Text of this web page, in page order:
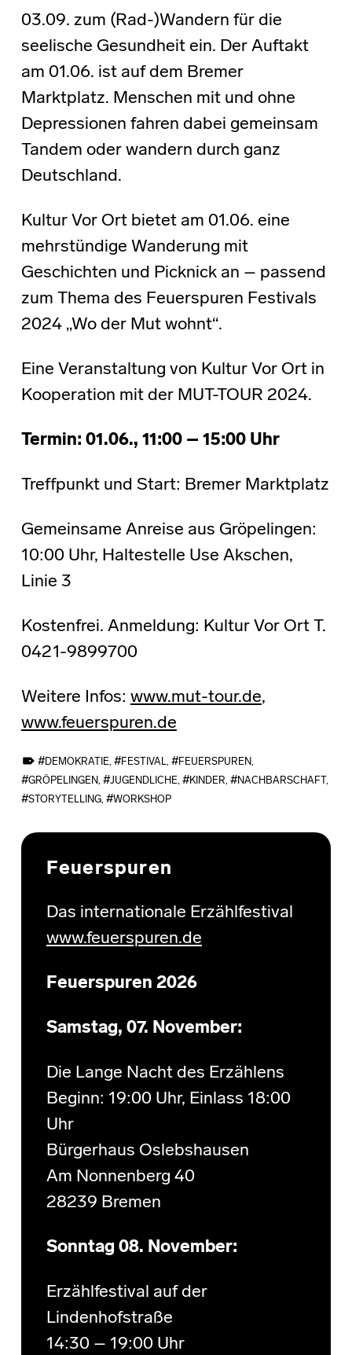
03.09. zum (Rad-)Wandern für die
seelische Gesundheit ein. Der Auftakt
am 01.06. ist auf dem Bremer
Marktplatz. Menschen mit und ohne
Depressionen fahren dabei gemeinsam
Tandem oder wandern durch ganz
Deutschland.
Kultur Vor Ort bietet am 01.06. eine
mehrstündige Wanderung mit
Geschichten und Picknick an – passend
zum Thema des Feuerspuren Festivals
2024 „Wo der Mut wohnt“.
Eine Veranstaltung von Kultur Vor Ort in
Kooperation mit der MUT-TOUR 2024.
Termin: 01.06., 11:00 – 15:00 Uhr
Treffpunkt und Start: Bremer Marktplatz
Gemeinsame Anreise aus Gröpelingen:
10:00 Uhr, Haltestelle Use Akschen,
Linie 3
Kostenfrei. Anmeldung: Kultur Vor Ort T.
0421-9899700
Weitere Infos: www.mut-tour.de,
www.feuerspuren.de
DEMOKRATIE, FESTIVAL, FEUERSPUREN,
GRÖPELINGEN, JUGENDLICHE, KINDER, NACHBARSCHAFT ,
STORYTELLING, WORKSHOP
Skip back to main navigation
Feuerspuren
Das internationale Erzählfestival
www.feuerspuren.de
Feuerspuren 2026
Samstag, 07. November:
Die Lange Nacht des Erzählens
Beginn: 19:00 Uhr, Einlass 18:00
Uhr
Bürgerhaus Oslebshausen
Am Nonnenberg 40
28239 Bremen
Sonntag 08. November:
Erzählfestival auf der
Lindenhofstraße
14:30 – 19:00 Uhr